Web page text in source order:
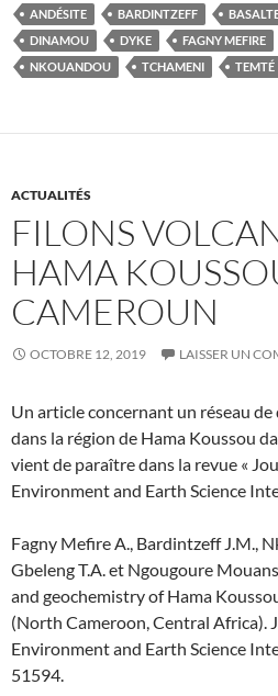
ANDÉSITE BARDINTZEFF
DINAMOU
DYKE FAGNY MEFIRE
NKOUANDOU
TCHAMENI TEMTÉ
ACTUALITÉS
FILONS
HAMA
CAMEROUN
OCTOBRE 12, 2019 LAISSER UN
Un article concernant un réseau
dans la région de Hama Koussou
vient de paraître dans la revue «
Environment and Earth Science
Fagny Mefire A., Bardintzeff J.M.,
Gbeleng T.A. et Ngougoure
and geochemistry of Hama
(North Cameroon, Central Africa).
Environment and Earth Science
51594.